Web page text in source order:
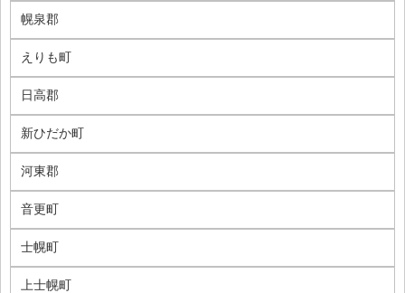
幌泉郡
えりも町
日高郡
新ひだか町
河東郡
音更町
士幌町
上士幌町